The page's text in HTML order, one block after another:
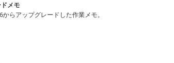
メモ
らアップグレードした作業メモ。